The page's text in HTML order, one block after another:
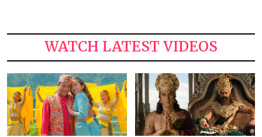
WATCH LATEST VIDEOS